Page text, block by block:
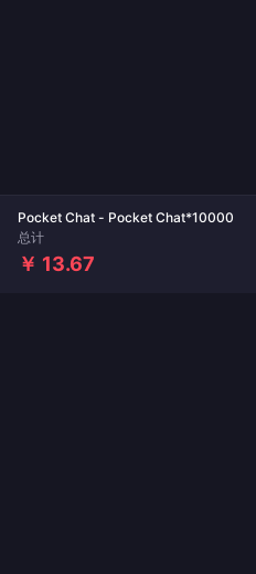
Pocket Chat - Pocket Chat*10000
总计
￥ 13.67